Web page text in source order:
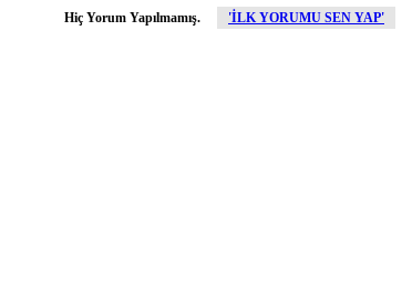
Hiç Yorum Yapılmamış. 'İLK YORUMU SEN YAP'